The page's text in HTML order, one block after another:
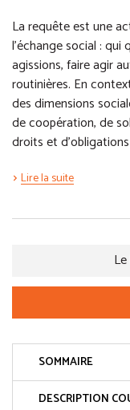
La requête est une
l’échange social :
agissions, faire agir
routinières. En
des dimensions
de coopération, de
droits et
Lire la suite
SOMMAIRE
DESCRIPTION